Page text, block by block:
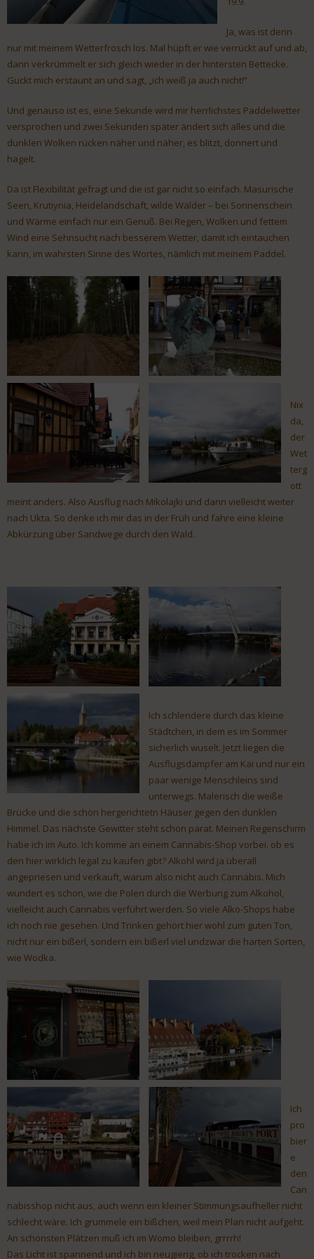
Ja, was ist denn
nur mit meinem Wetterfrosch los. Mal hüpft er wie verrückt auf und ab,
dann verkrümmelt er sich gleich wieder in der hintersten Bettecke.
Guckt mich erstaunt an und sagt, „ich weiß ja auch nicht!“
Und genauso ist es, eine Sekunde wird mir herrlichstes Paddelwetter
versprochen und zwei Sekunden später ändert sich alles und die
dunklen Wolken rücken näher und näher, es blitzt, donnert und
hagelt.
Da ist Flexibilität gefragt und die ist gar nicht so einfach. Masurische
Seen, Krutiynia, Heidelandschaft, wilde Wälder – bei Sonnenschein
und Wärme einfach nur ein Genuß. Bei Regen, Wolken und fettem
Wind eine Sehnsucht nach besserem Wetter, damIt ich eintauchen
kann, im wahrsten Sinne des Wortes, nämlich mit meinem Paddel.
Nix
da,
der
Wet
terg
ott
meint anders. Also Ausflug nach Mikolajki und dann vielleicht weiter
nach Ukta. So denke ich mir das in der Früh und fahre eine kleine
Abkürzung über Sandwege durch den Wald.
Ich schlendere durch das kleine
Städtchen, in dem es im Sommer
sicherlich wuselt. Jetzt liegen die
Ausflugsdampfer am Kai und nur ein
paar wenige Menschleins sind
unterwegs. Malerisch die weiße
Brücke und die schön hergerichtetn Häuser gegen den dunklen
Himmel. Das nächste Gewitter steht schon parat. Meinen Regenschirm
habe ich im Auto. Ich komme an einem Cannabis-Shop vorbei. ob es
den hier wirklich legal zu kaufen gibt? Alkohl wird ja überall
angepriesen und verkauft, warum also nicht auch Cannabis. Mich
wundert es schon, wie die Polen durch die Werbung zum Alkohol,
vielleicht auch Cannabis verführt werden. So viele Alko-Shops habe
ich noch nie gesehen. Und Trinken gehört hier wohl zum guten Ton,
nicht nur ein bißerl, sondern ein bißerl viel undzwar die harten Sorten,
wie Wodka.
Ich
pro
bier
e
den
Can
nabisshop nicht aus, auch wenn ein kleiner Stimmungsaufheller nicht
schlecht wäre. Ich grummele ein bißchen, weil mein Plan nicht aufgeht.
An schönsten Plätzen muß ich im Womo bleiben, grrrrh!
Das Licht ist spannend und ich bin neugierig, ob ich trocken nach